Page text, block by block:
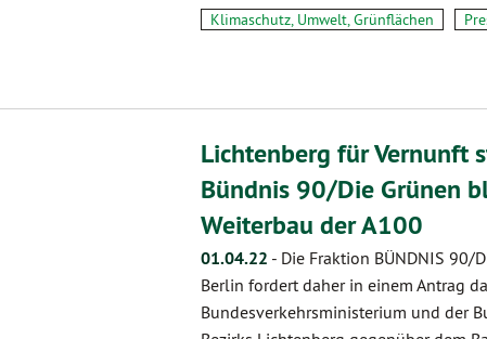
Klimaschutz, Umwelt, Grünflächen
Lichtenberg für Vernunft
Bündnis 90/Die Grünen
Weiterbau der A100
01.04.22 - Die Fraktion BÜNDNIS 90/
Berlin fordert daher in einem Antrag
Bundesverkehrsministerium und der